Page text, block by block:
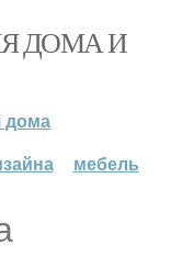
ДОМА И
дома
мебель